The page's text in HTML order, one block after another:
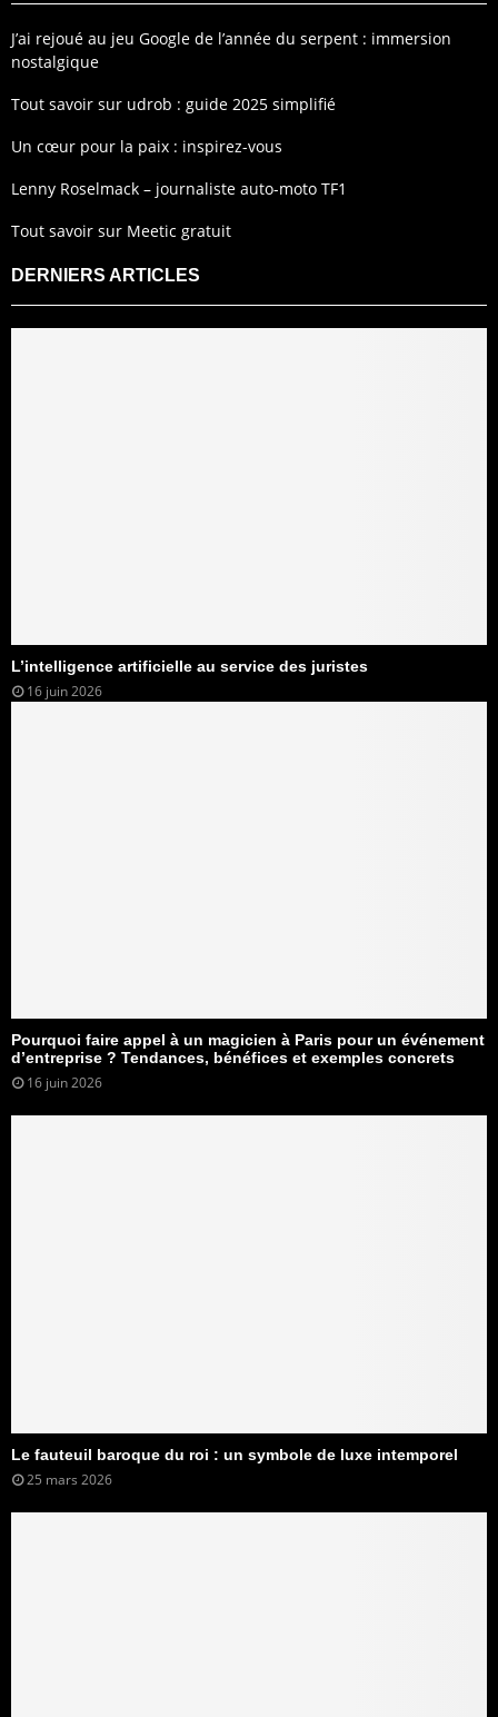
J’ai rejoué au jeu Google de l’année du serpent : immersion
nostalgique
Tout savoir sur udrob : guide 2025 simplifié
Un cœur pour la paix : inspirez-vous
Lenny Roselmack – journaliste auto-moto TF1
Tout savoir sur Meetic gratuit
DERNIERS ARTICLES
L’intelligence artificielle au service des juristes
16 juin 2026
Pourquoi faire appel à un magicien à Paris pour un événement
d’entreprise ? Tendances, bénéfices et exemples concrets
16 juin 2026
Le fauteuil baroque du roi : un symbole de luxe intemporel
25 mars 2026